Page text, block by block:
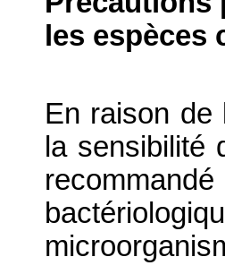
les espèces
En raison de
la sensibilité